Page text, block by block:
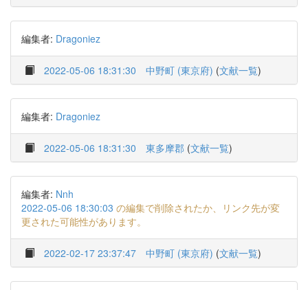
編集者: Dragoniez
2022-05-06 18:31:30 中野町 (東京府) (文献一覧)
編集者: Dragoniez
2022-05-06 18:31:30 東多摩郡 (文献一覧)
編集者: Nnh
2022-05-06 18:30:03 の編集で削除されたか、リンク先が変
更された可能性があります。
2022-02-17 23:37:47 中野町 (東京府) (文献一覧)